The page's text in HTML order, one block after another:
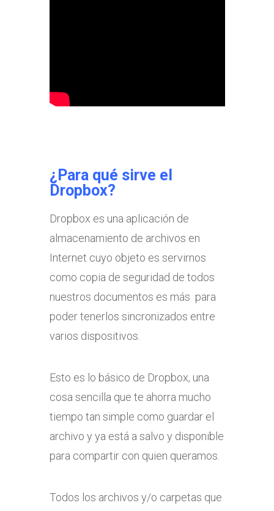
¿Para qué sirve el
Dropbox?
Dropbox es una aplicación de
almacenamiento de archivos en
Internet cuyo objeto es servirnos
como copia de seguridad de todos
nuestros documentos es más para
poder tenerlos sincronizados entre
varios dispositivos.
Esto es lo básico de Dropbox, una
cosa sencilla que te ahorra mucho
tiempo tan simple como guardar el
archivo y ya está a salvo y disponible
para compartir con quien queramos.
Todos los archivos y/o carpetas que